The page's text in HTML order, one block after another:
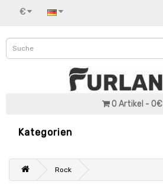
€
0 Artikel - 0€
Kategorien
Rock